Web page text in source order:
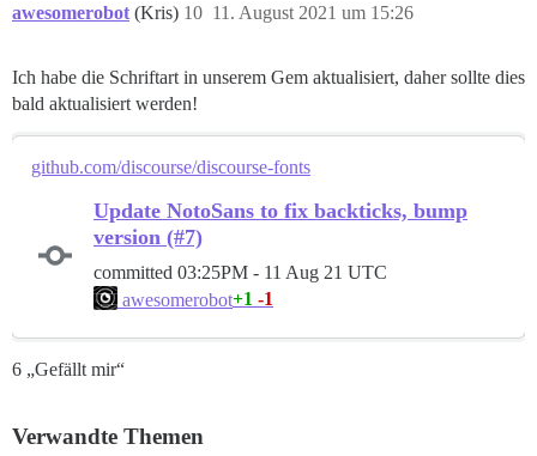
awesomerobot (Kris) 11. August 2021 um 15:26
10
Ich habe die Schriftart in unserem Gem aktualisiert, daher sollte dies
bald aktualisiert werden!
github.com/discourse/discourse-fonts
Update NotoSans to fix backticks, bump
version (#7)
committed 03:25PM - 11 Aug 21 UTC
awesomerobot+1 -1
6 „Gefällt mir“
Verwandte Themen